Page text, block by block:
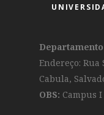
Endereço:
Cabula,
OBS: Campus I